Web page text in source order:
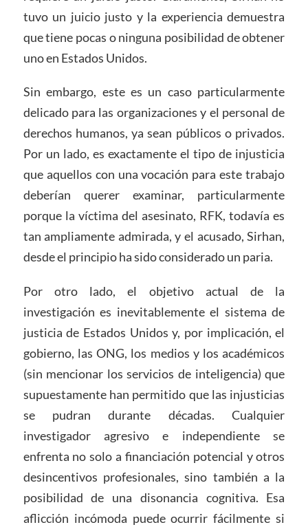
tuvo un juicio justo y la experiencia demuestra
que tiene pocas o ninguna posibilidad de obtener
uno en Estados Unidos.
Sin embargo, este es un caso particularmente
delicado para las organizaciones y el personal de
derechos humanos, ya sean públicos o privados.
Por un lado, es exactamente el tipo de injusticia
que aquellos con una vocación para este trabajo
deberían querer examinar, particularmente
porque la víctima del asesinato, RFK, todavía es
tan ampliamente admirada, y el acusado, Sirhan,
desde el principio ha sido considerado un paria.
Por otro lado, el objetivo actual de la
investigación es inevitablemente el sistema de
justicia de Estados Unidos y, por implicación, el
gobierno, las ONG, los medios y los académicos
(sin mencionar los servicios de inteligencia) que
supuestamente han permitido que las injusticias
se pudran durante décadas. Cualquier
investigador agresivo e independiente se
enfrenta no solo a financiación potencial y otros
desincentivos profesionales, sino también a la
posibilidad de una disonancia cognitiva. Esa
aflicción incómoda puede ocurrir fácilmente si